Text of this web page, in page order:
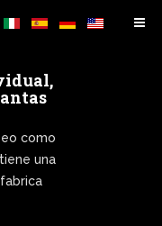
como
una